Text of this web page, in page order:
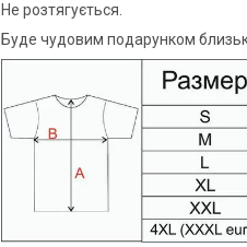
Не розтягується.
Буде чудовим подарунком